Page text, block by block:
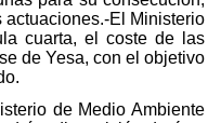
El Ministerio
cuarta, el coste de las
de Yesa, con el objetivo
de Medio Ambiente